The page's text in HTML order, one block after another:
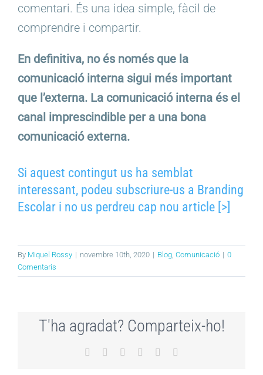
comentari. És una idea simple, fàcil de
comprendre i compartir.
En definitiva, no és només que la
comunicació interna sigui més important
que l’externa. La comunicació interna és el
canal imprescindible per a una bona
comunicació externa.
Si aquest contingut us ha semblat
interessant, podeu subscriure-us a Branding
Escolar i no us perdreu cap nou article [>]
By Miquel Rossy | novembre 10th, 2020 | Blog Comunicació | 0
Comentaris
T'ha agradat? Comparteix-ho!
Facebook LinkedInWhatsAppTelegram